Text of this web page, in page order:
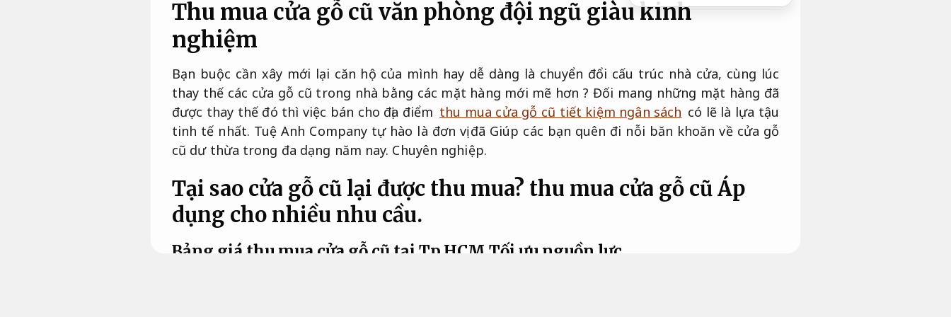
Thu mua cửa gỗ cũ văn phòng đội ngũ giàu kinh
nghiệm
Bạn buộc cần xây mới lại căn hộ của mình hay dễ dàng là chuyển đổi cấu trúc nhà cửa, cùng lúc
thay thế các cửa gỗ cũ trong nhà bằng các mặt hàng mới mẽ hơn ? Đối mang những mặt hàng đã
được thay thế đó thì việc bán cho địa điểm thu mua cửa gỗ cũ tiết kiệm ngân sách có lẽ là lựa tậu
tinh tế nhất. Tuệ Anh Company tự hào là đơn vị đã Giúp các bạn quên đi nỗi băn khoăn về cửa gỗ
cũ dư thừa trong đa dạng năm nay. Chuyên nghiệp.
Tại sao cửa gỗ cũ lại được thu mua? thu mua cửa gỗ cũÁp
dụng cho nhiều nhu cầu.
Bảng giá thu mua cửa gỗ cũ tại Tp.HCM Tối ưu nguồn lực.